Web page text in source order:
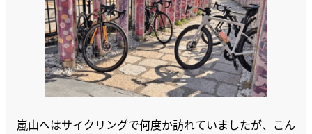
嵐山へはサイクリングで何度か訪れていましたが、こん